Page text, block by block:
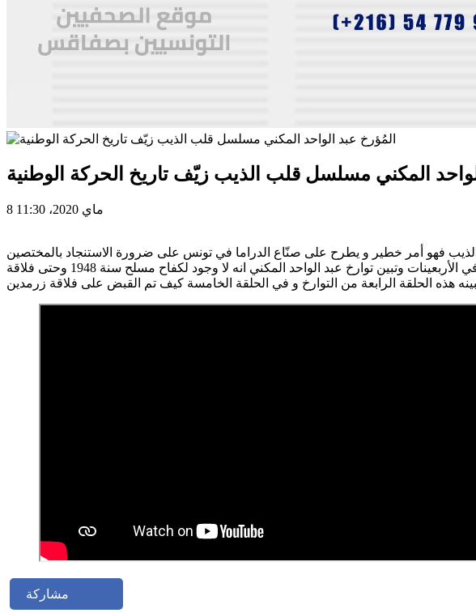
المكني مسلسل قلب الذيب زيّف تاريخ الحركة الوطنية
8 ماي 2020، 11:30
فهو أمر خطير و يطرح على صنّاع الدراما في تونس على ضرورة الاستنجاد بالمختصين
مؤرخين ومدققين في التراث والملبوس والمركوب والمنطوق .كثر اللغط حول ا”لفلاقة” و لحركة المسلحة في تونس في الأربعينات وتبين توارخ عبد الواحد المكني انه لا وجود لكفاح مسلح سنة 1948 وحتى فلاقة
مشاركة